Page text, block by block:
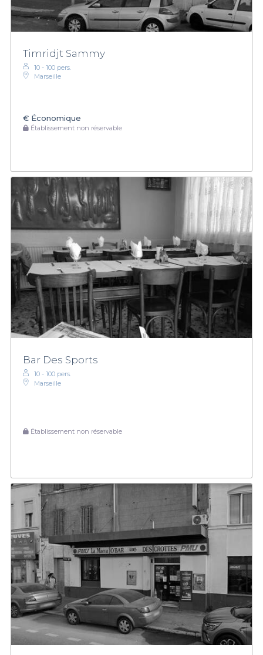
Timridjt Sammy
10 - 100 pers.
Marseille
€ Économique
Établissement non réservable
Bar Des Sports
10 - 100 pers.
Marseille
Établissement non réservable